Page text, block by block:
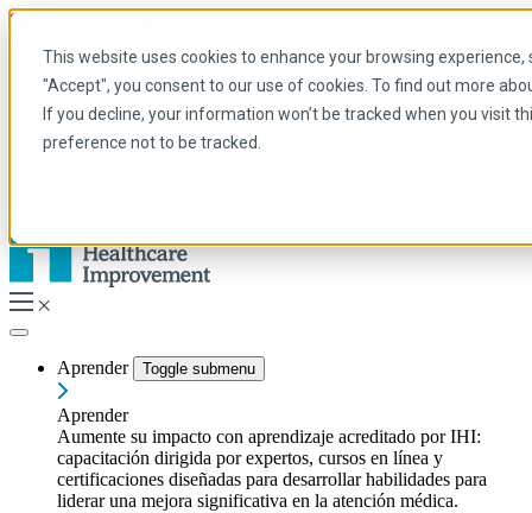
This website uses cookies to enhance your browsing
"Accept", you consent to our use of cookies. To find out more
If you decline, your information won’t be tracked when you visit
preference not to be tracked.
Skip to main content
Spanish
Arabic
Inglés
Francés
Aprender Toggle submenu
Aprender
Aumente su impacto con aprendizaje acreditado por IHI:
capacitación dirigida por expertos, cursos en línea y
certificaciones diseñadas para desarrollar habilidades para
liderar una mejora significativa en la atención médica.